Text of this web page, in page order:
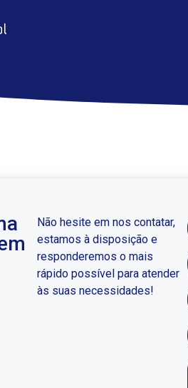
Não hesite em nos contatar,
estamos à disposição e
responderemos o mais
rápido possível para atender
às suas necessidades!